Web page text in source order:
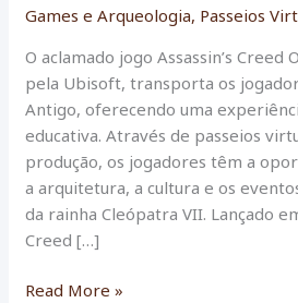
Games e Arqueologia, Passeios
O aclamado jogo Assassin’s Creed
pela Ubisoft, transporta os
Antigo, oferecendo uma
educativa. Através de passeios
produção, os jogadores têm a
a arquitetura, a cultura e os
da rainha Cleópatra VII. Lançado
Creed […]
Passeio
Read More »